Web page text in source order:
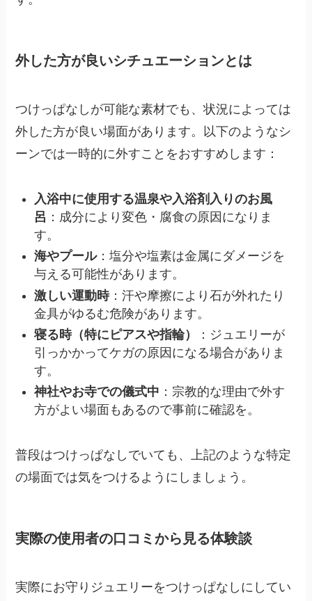
外した方が良いシチュエーションとは
つけっぱなしが可能な素材でも、状況によっては
外した方が良い場面があります。以下のようなシ
ーンでは一時的に外すことをおすすめします：
入浴中に使用する温泉や入浴剤入りのお風
呂 ：成分により変色・腐食の原因になりま
す。
海やプール：塩分や塩素は金属にダメージを
与える可能性があります。
激しい運動時：汗や摩擦により石が外れたり
金具がゆるむ危険があります。
寝る時（特にピアスや指輪）
：ジュエリーが
引っかかってケガの原因になる場合がありま
す。
神社やお寺での儀式中 ：宗教的な理由で外す
方がよい場面もあるので事前に確認を。
普段はつけっぱなしでいても、上記のような特定
の場面では気をつけるようにしましょう。
実際の使用者の口コミから見る体験談
実際にお守りジュエリーをつけっぱなしにしてい